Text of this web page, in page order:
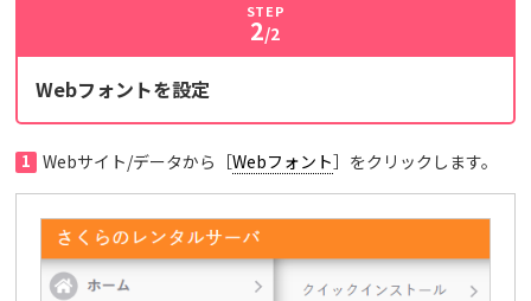
STEP
2/2
Webフォントを設定
1 Webサイト/データから［Webフォント］をクリックします。